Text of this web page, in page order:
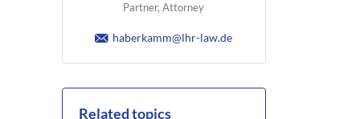
Partner, Attorney
haberkamm@lhr-law.de
Related topics